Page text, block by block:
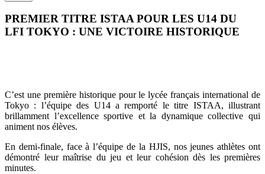
PREMIER TITRE ISTAA POUR LES U14 DU
LFI TOKYO : UNE VICTOIRE HISTORIQUE
C’est une première historique pour le lycée français international de
Tokyo : l’équipe des U14 a remporté le titre ISTAA, illustrant
brillamment l’excellence sportive et la dynamique collective qui
animent nos élèves.
En demi-finale, face à l’équipe de la HJIS, nos jeunes athlètes ont
démontré leur maîtrise du jeu et leur cohésion dès les premières
minutes.